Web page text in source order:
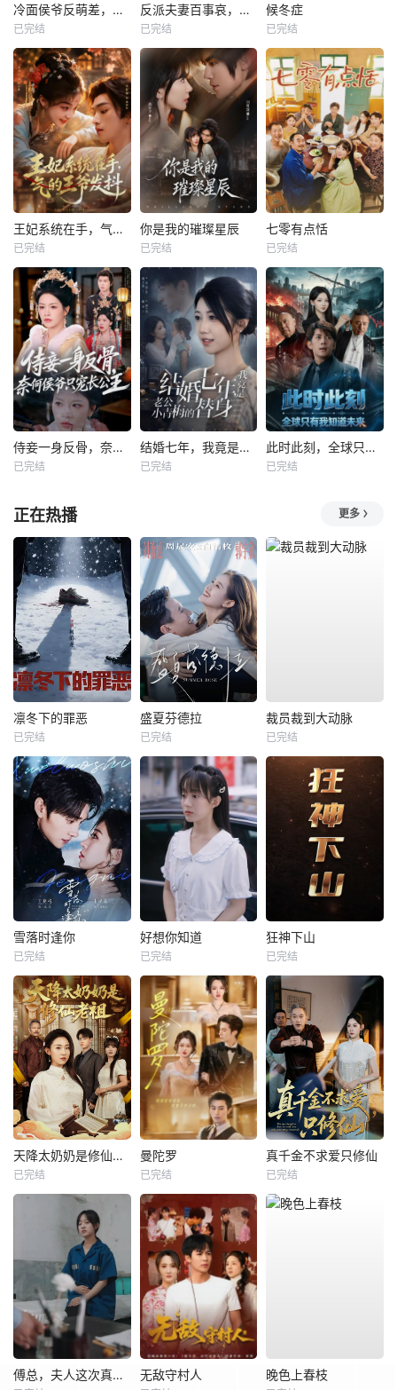
冷面侯爷反萌差，独宠作精继室啦
已完结
反派夫妻百事哀，今天在哪搞破坏
已完结
候冬症
已完结
王妃系统在手，气的王爷发抖
已完结
你是我的璀璨星辰
已完结
七零有点恬
已完结
侍妾一身反骨，奈何侯爷只宠长公主
已完结
结婚七年，我竟是老公小青梅的替身
已完结
此时此刻，全球只有我知道未来
已完结
正在热播 更多
凛冬下的罪恶
已完结
盛夏芬德拉
已完结
裁员裁到大动脉
已完结
雪落时逢你
已完结
好想你知道
已完结
狂神下山
已完结
天降太奶奶是修仙老祖
已完结
曼陀罗
已完结
真千金不求爱只修仙
已完结
傅总，夫人这次真的死了 无敌守村人 晚色上春枝